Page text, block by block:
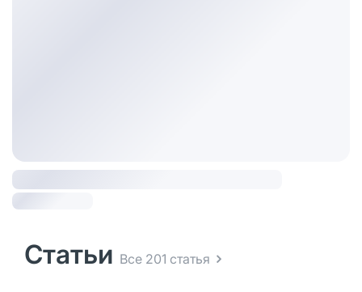
Статьи Все 201 статья